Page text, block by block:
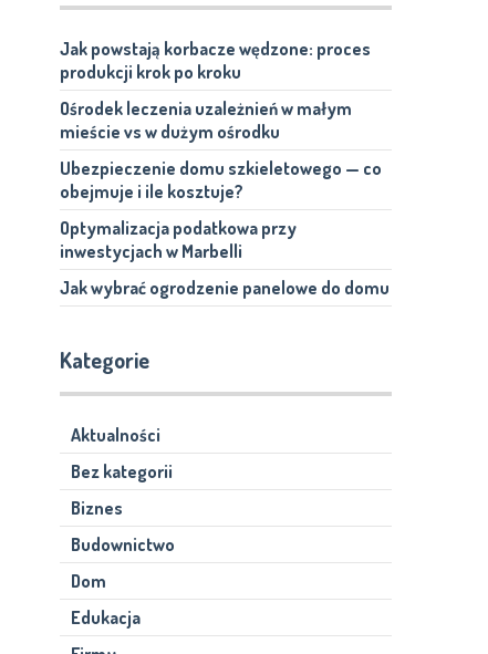
Jak powstają korbacze wędzone: proces
produkcji krok po kroku
Ośrodek leczenia uzależnień w małym
mieście vs w dużym ośrodku
Ubezpieczenie domu szkieletowego — co
obejmuje i ile kosztuje?
Optymalizacja podatkowa przy
inwestycjach w Marbelli
Jak wybrać ogrodzenie panelowe do domu
Kategorie
Aktualności
Bez kategorii
Biznes
Budownictwo
Dom
Edukacja